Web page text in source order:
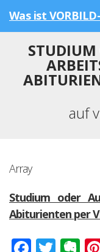
Was ist
STUDIUM
auf
Array
Studium oder
Abiturienten per